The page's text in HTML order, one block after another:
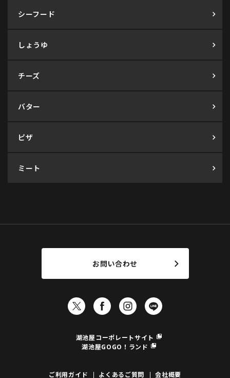
シーフード
しょうゆ
チーズ
バター
ピザ
ミート
お問い合わせ
湖池屋コーポレートサイト
湖池屋GOGO！ランド
ご利用ガイド よくあるご質問 会社概要